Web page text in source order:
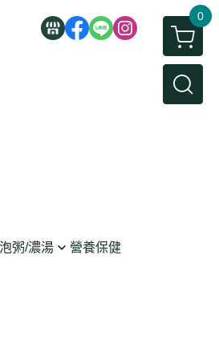
0
粥/濃湯
營養保健